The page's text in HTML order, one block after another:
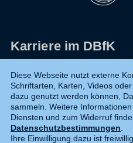
Karriere im DBfK
Datenschutz
Shop
Widerruf
Diese Webseite nutzt externe
Schriftarten, Karten, Videos
dazu genutzt werden können,
sammeln. Weitere
Diensten und zum Widerruf
Datenschutzbestimmungen.
Ihre Einwilligung dazu ist